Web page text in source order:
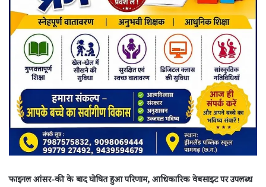
फाइनल आंसर-की के बाद घोषित हुआ परिणाम, आधिकारिक वेबसाइट पर उपलब्ध